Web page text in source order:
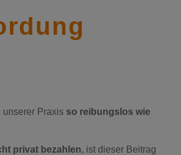
unserer Praxis so reibungslos wie
privat bezahlen, ist dieser Beitrag